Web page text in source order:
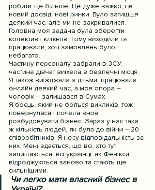
робити ще більше. Це дуже важко, це
новий досвід, нові ринки. Було затишшя
деякий час, але ми не закривалися.
Головна моя задача була зберегти
колектив і клієнтів. Тому виходили та
працювали, хоч замовлень було
небагато.
Частину персоналу забрали в ЗСУ,
частина дівчат виїхала в безпечні місця.
Я також виїжджала з дітьми, працювала
онлайн деякий час, а моя опора –
чоловік – залишався в Сумах.
Я боєць, який не боїться викликів, тож
повернулася і почала знов
розбудовувати бізнес. Зараз у нас така
ж кількість людей, як була до війни – 20
співробітників. Я несу відповідальність за
них. Мені здається, що всі, хто тут
залишаються, всі українці, як Фенікси,
відроджуються заново та стають ще
сильнішими.
Чи легко мати власний бізнес в